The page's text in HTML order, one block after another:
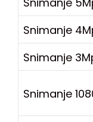
Snimanje
Snimanje
Snimanje
Snimanje